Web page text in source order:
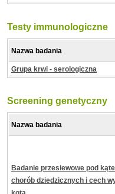
Testy immunologiczne
Nazwa badania
Grupa krwi - serologiczna
Screening genetyczny
Nazwa badania
Badanie przesiewowe pod
chorób dziedzicznych i cech